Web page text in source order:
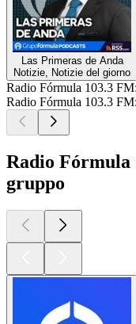
Las Primeras de Anda
Notizie, Notizie del giorno
Radio Fórmula 103.3
Radio Fórmula 103.3
Radio Fórmula
gruppo